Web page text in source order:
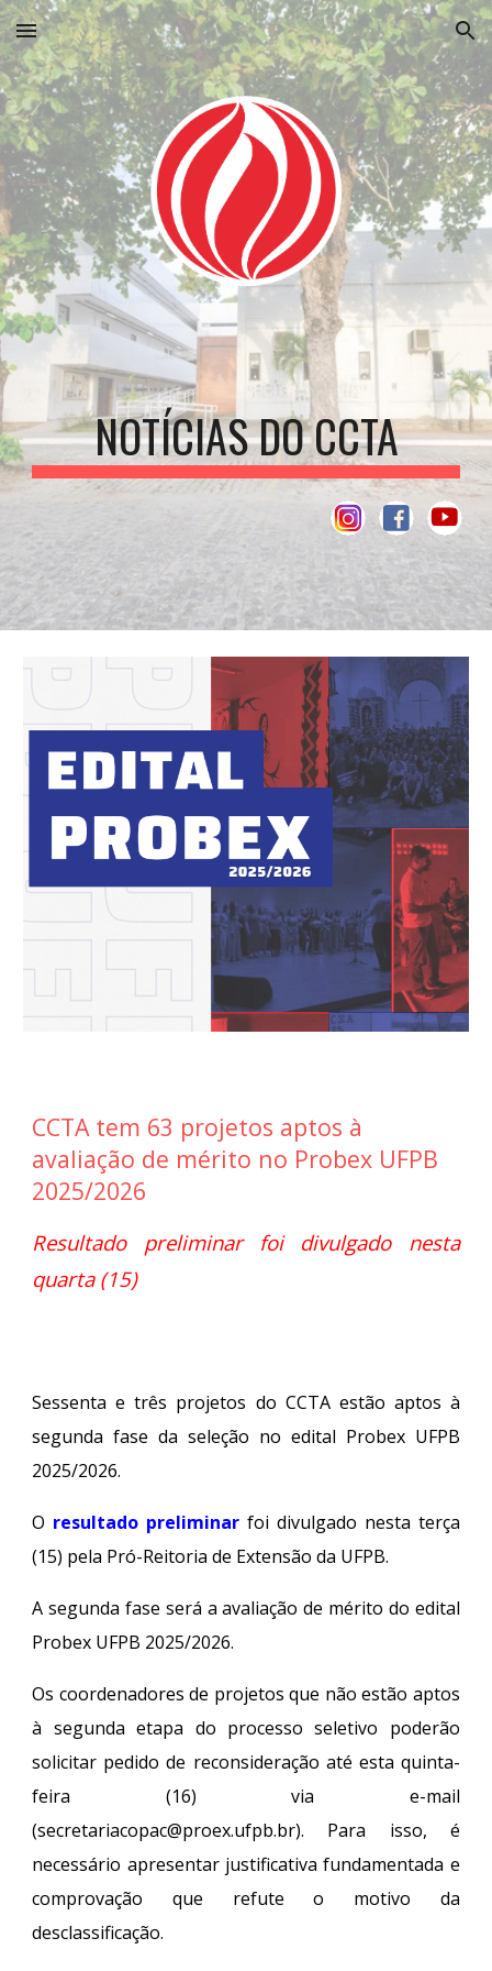
Skip to main content Skip to navigation
NOTÍCIAS DO CCTA
CCTA tem 63 projetos aptos à
avaliação de mérito no Probex UFPB
2025/2026
Resultado preliminar foi divulgado nesta
quarta (15)
Sessenta e três projetos do CCTA estão aptos à
segunda fase da seleção no edital Probex UFPB
2025/2026.
O resultado preliminar foi divulgado nesta terça
(15) pela Pró-Reitoria de Extensão da UFPB.
A segunda fase será a avaliação de mérito do edital
Probex UFPB 2025/2026.
Os coordenadores de projetos que não estão aptos
à segunda etapa do processo seletivo poderão
solicitar pedido de reconsideração até esta quinta-
feira (16) via e-mail
(secretariacopac@proex.ufpb.br). Para isso, é
necessário apresentar justificativa fundamentada e
comprovação que refute o motivo da
desclassificação.